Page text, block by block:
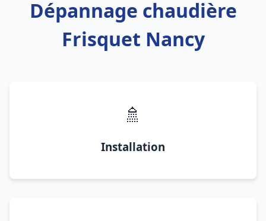
Dépannage chaudière
Frisquet Nancy
🚿
Installation